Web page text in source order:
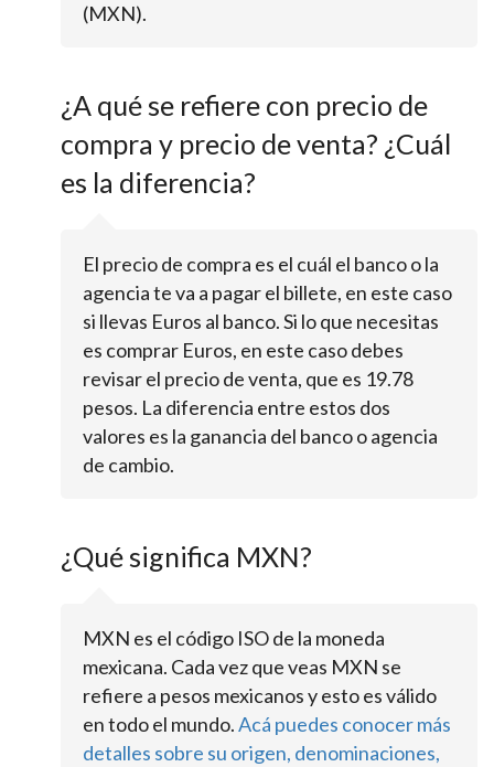
(MXN).
¿A qué se refiere con precio de
compra y precio de venta? ¿Cuál
es la diferencia?
El precio de compra es el cuál el banco o la
agencia te va a pagar el billete, en este caso
si llevas Euros al banco. Si lo que necesitas
es comprar Euros, en este caso debes
revisar el precio de venta, que es 19.78
pesos. La diferencia entre estos dos
valores es la ganancia del banco o agencia
de cambio.
¿Qué significa MXN?
MXN es el código ISO de la moneda
mexicana. Cada vez que veas MXN se
refiere a pesos mexicanos y esto es válido
en todo el mundo.Acá puedes conocer más
detalles sobre su origen, denominaciones,